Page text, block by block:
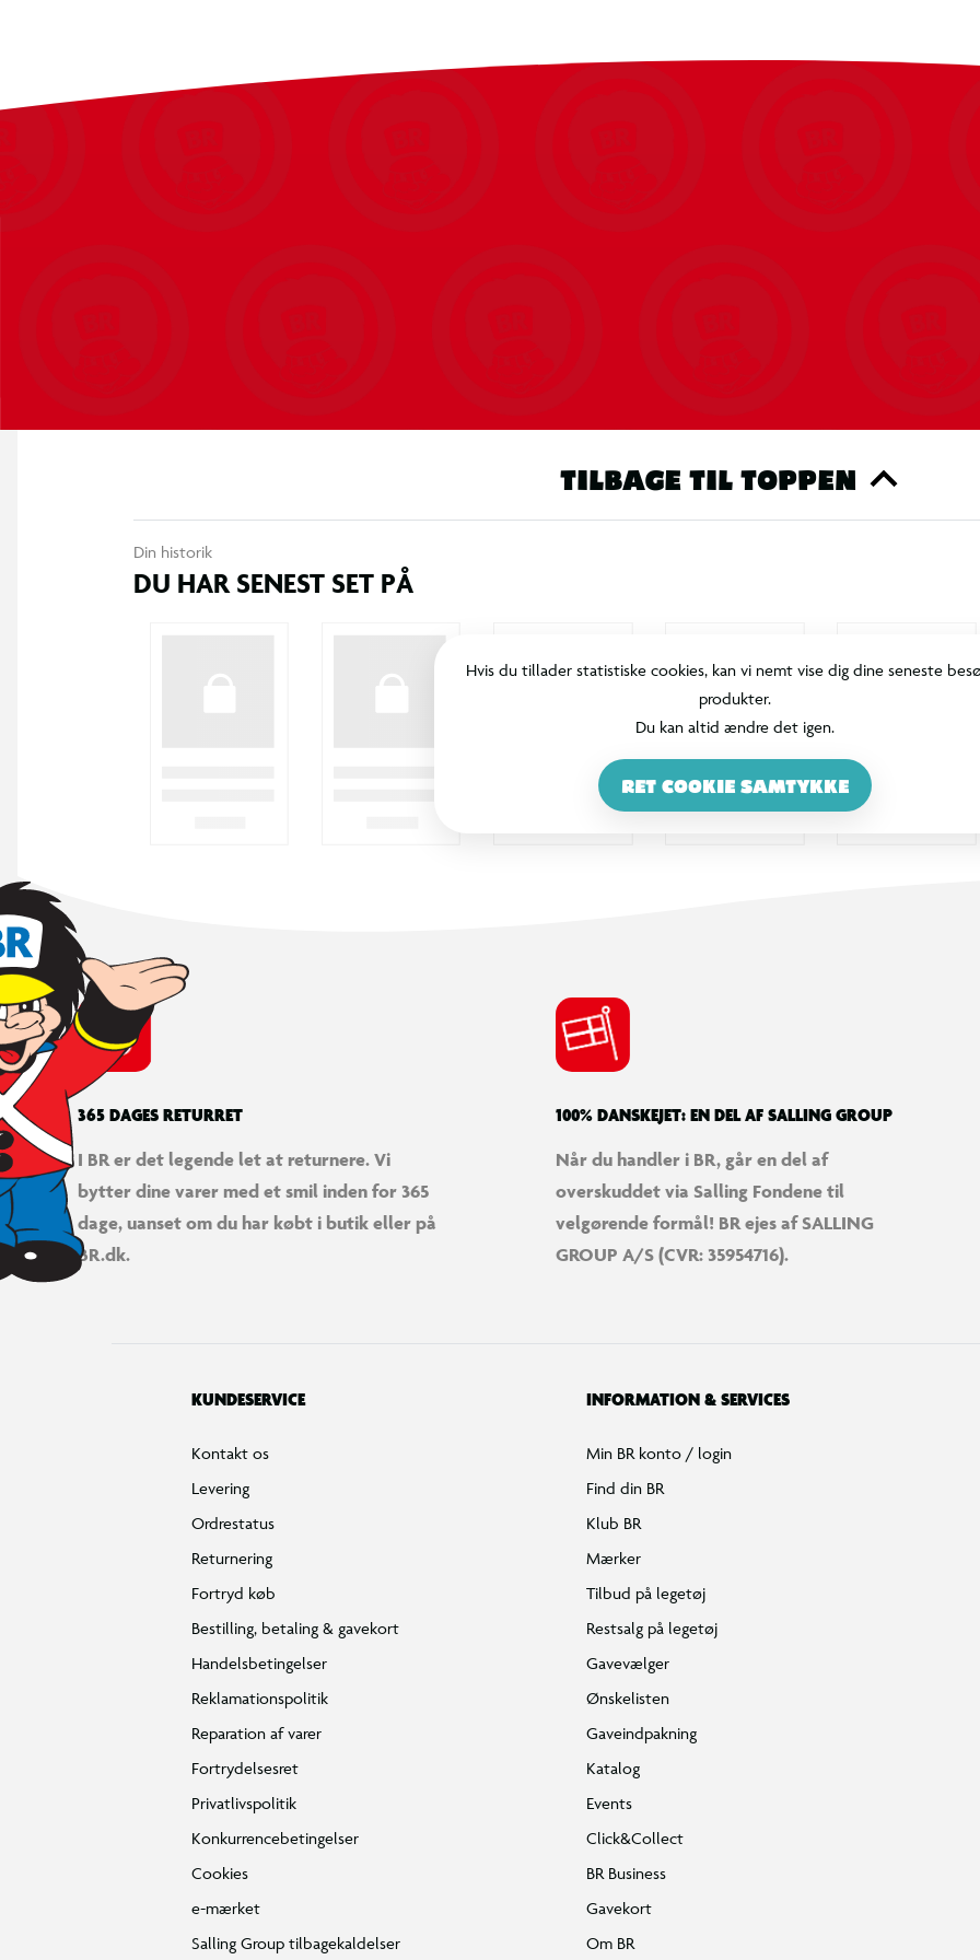
Rummeligt design til skriveredskaber
TILBAGE TIL TOPPEN
Din historik
DU HAR SENEST SET PÅ
Hvis du tillader statistiske cookies, kan vi nemt vise dig dine seneste
produkter.
Du kan altid ændre det igen.
RET COOKIE SAMTYKKE
365 DAGES RETURRET
I BR er det legende let at returnere. Vi
bytter dine varer med et smil inden for 365
dage, uanset om du har købt i butik eller på
BR.dk.
100% DANSKEJET: EN DEL AF SALLING GROUP
Når du handler i BR, går en del af
overskuddet via Salling Fondene til
velgørende formål! BR ejes af SALLING
GROUP A/S (CVR: 35954716).
KUNDESERVICE
Kontakt os
Levering
Ordrestatus
Returnering
Fortryd køb
Bestilling, betaling & gavekort
Handelsbetingelser
Reklamationspolitik
Reparation af varer
Fortrydelsesret
Privatlivspolitik
Konkurrencebetingelser
Cookies
e-mærket
Salling Group tilbagekaldelser
INFORMATION & SERVICES
Min BR konto / login
Find din BR
Klub BR
Mærker
Tilbud på legetøj
Restsalg på legetøj
Gavevælger
Ønskelisten
Gaveindpakning
Katalog
Events
Click&Collect
BR Business
Gavekort
Om BR